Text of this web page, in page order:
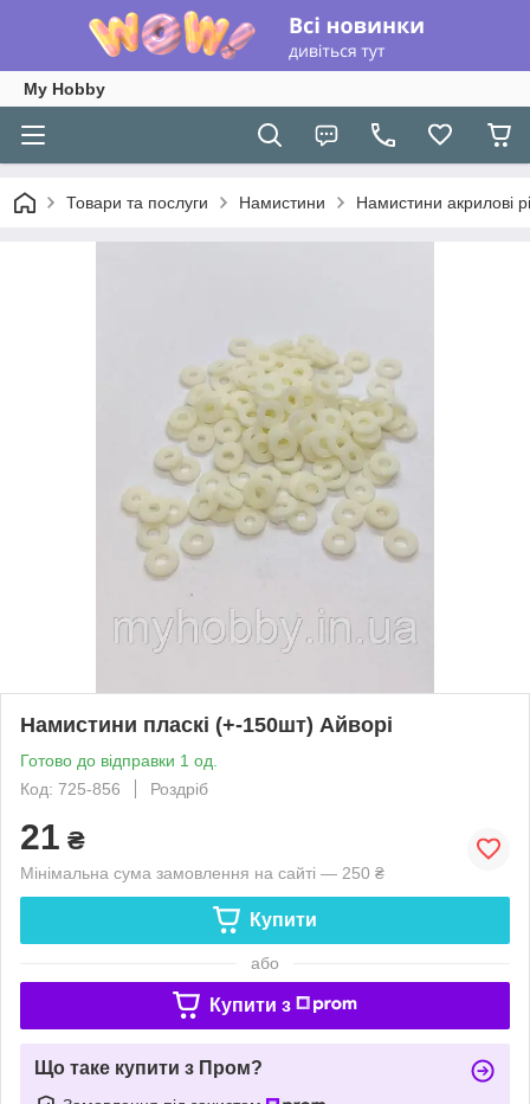
My Hobby
Товари та послуги Намистини Намистини акрилові
Намистини пласкі (+-150шт) Айворі
Готово до відправки 1 од.
Код: 725-856
Роздріб
21 ₴
Мінімальна сума замовлення на сайті — 250 ₴
Купити
або
Купити з
Що таке купити з Пром?